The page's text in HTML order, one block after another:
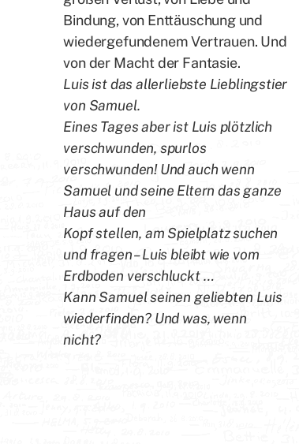
Bindung, von Enttäuschung und
wiedergefundenem Vertrauen. Und
von der Macht der Fantasie.
Luis ist das allerliebste Lieblingstier
von Samuel.
Eines Tages aber ist Luis plötzlich
verschwunden, spurlos
verschwunden! Und auch wenn
Samuel und seine Eltern das ganze
Haus auf den
Kopf stellen, am Spielplatz suchen
und fragen – Luis bleibt wie vom
Erdboden verschluckt …
Kann Samuel seinen geliebten Luis
wiederfinden? Und was, wenn
nicht?